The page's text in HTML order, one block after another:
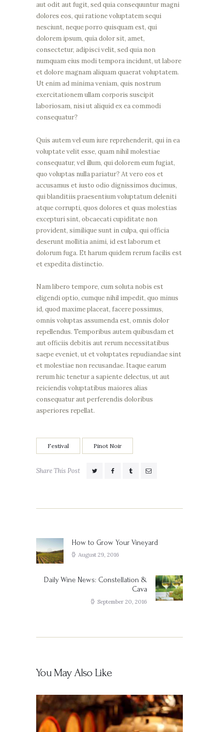
aut odit aut fugit, sed quia consequuntur magni
dolores eos, qui ratione voluptatem sequi
nesciunt, neque porro quisquam est, qui
dolorem ipsum, quia dolor sit, amet,
consectetur, adipisci velit, sed quia non
numquam eius modi tempora incidunt, ut labore
et dolore magnam aliquam quaerat voluptatem.
Ut enim ad minima veniam, quis nostrum
exercitationem ullam corporis suscipit
laboriosam, nisi ut aliquid ex ea commodi
consequatur?
Quis autem vel eum iure reprehenderit, qui in ea
voluptate velit esse, quam nihil molestiae
consequatur, vel illum, qui dolorem eum fugiat,
quo voluptas nulla pariatur? At vero eos et
accusamus et iusto odio dignissimos ducimus,
qui blanditiis praesentium voluptatum deleniti
atque corrupti, quos dolores et quas molestias
excepturi sint, obcaecati cupiditate non
provident, similique sunt in culpa, qui officia
deserunt mollitia animi, id est laborum et
dolorum fuga. Et harum quidem rerum facilis est
et expedita distinctio.
Nam libero tempore, cum soluta nobis est
eligendi optio, cumque nihil impedit, quo minus
id, quod maxime placeat, facere possimus,
omnis voluptas assumenda est, omnis dolor
repellendus. Temporibus autem quibusdam et
aut officiis debitis aut rerum necessitatibus
saepe eveniet, ut et voluptates repudiandae sint
et molestiae non recusandae. Itaque earum
rerum hic tenetur a sapiente delectus, ut aut
reiciendis voluptatibus maiores alias
consequatur aut perferendis doloribus
asperiores repellat.
Festival Pinot Noir
Share This Post
Previous
post:
How to Grow Your Vineyard
August 29, 2016
Next
post:
Daily Wine News: Constellation &
Cava
September 20, 2016
You May Also Like